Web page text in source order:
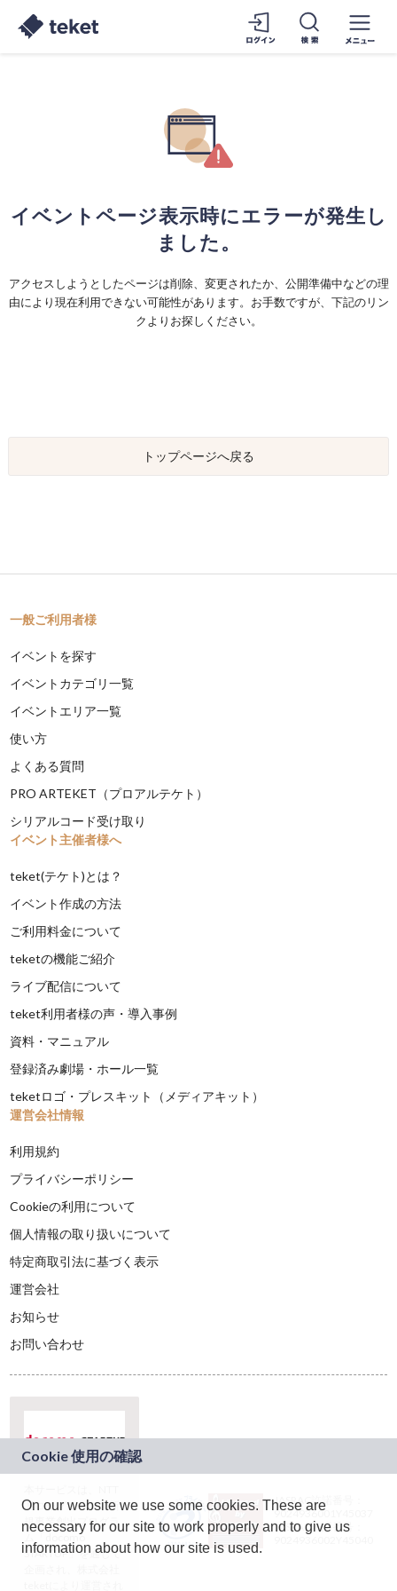
イベントページ表示時にエラーが発生し
ました。
アクセスしようとしたページは削除、変更されたか、公開準備中などの理
由により現在利用できない可能性があります。お手数ですが、下記のリン
クよりお探しください。
トップページへ戻る
一般ご利用者様
イベントを探す
イベントカテゴリ一覧
イベントエリア一覧
使い方
よくある質問
PRO ARTEKET（プロアルテケト）
シリアルコード受け取り
イベント主催者様へ
teket(テケト)とは？
イベント作成の方法
ご利用料金について
teketの機能ご紹介
ライブ配信について
teket利用者様の声・導入事例
資料・マニュアル
登録済み劇場・ホール一覧
teketロゴ・プレスキット（メディアキット）
運営会社情報
利用規約
プライバシーポリシー
Cookieの利用について
個人情報の取り扱いについて
特定商取引法に基づく表示
運営会社
お知らせ
お問い合わせ
ドコモグループの新
規事業創出プログラ
ム「docomo
STARTUP」を通じて
JASRAC許諾番号：
9024936001Y45037
JASRAC許諾番号：
On our website we use some cookies. These are
necessary for our site to work properly and to give us
information about how our site is used.